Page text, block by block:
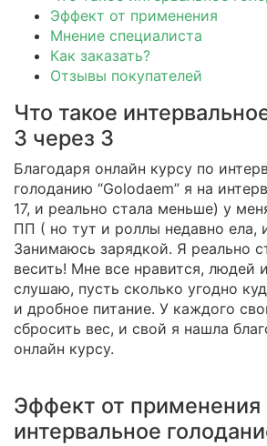
Эффект от применения
Мнение специалиста
Как заказать?
Отзывы покупателей
Что такое
3 через 3
Благодаря онлайн курсу по
голоданию “Golodaem” я на
17, и реально стала меньше) у
ПП ( но тут и роллы недавно ела,
Занимаюсь зарядкой. Я реально
весить! Мне все нравится, людей
слушаю, пусть сколько угодно
и дробное питание. У каждого
сбросить вес, и свой я нашла
онлайн курсу.
Эффект от применения
интервальное